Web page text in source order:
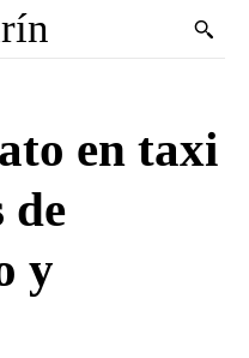
en taxi
de
y